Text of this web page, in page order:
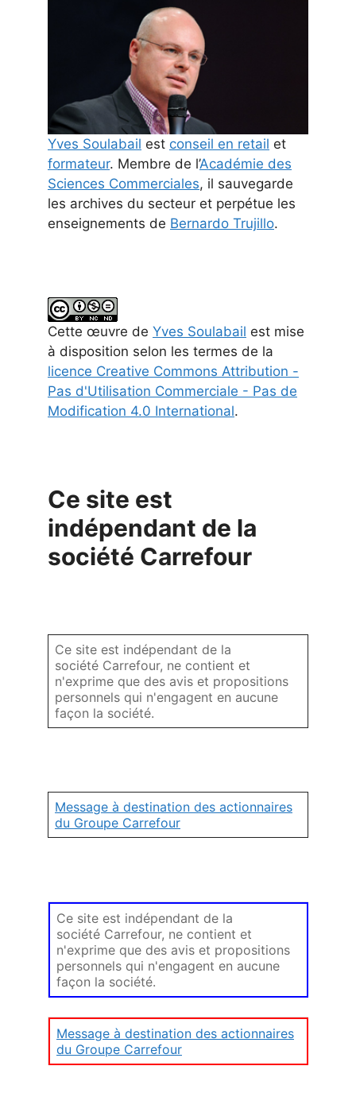
Yves Soulabail est conseil en retail et
formateur. Membre de l’Académie des
Sciences Commerciales, il sauvegarde
les archives du secteur et perpétue les
enseignements de Bernardo Trujillo.
Cette œuvre de Yves Soulabail est mise
à disposition selon les termes de la
licence Creative Commons Attribution -
Pas d'Utilisation Commerciale - Pas de
Modification 4.0 International.
Ce site est
indépendant de la
société Carrefour
Ce site est indépendant de la
société Carrefour, ne contient et
n'exprime que des avis et propositions
personnels qui n'engagent en aucune
façon la société.
Message à destination des actionnaires
du Groupe Carrefour
Ce site est indépendant de la
société Carrefour, ne contient et
n'exprime que des avis et propositions
personnels qui n'engagent en aucune
façon la société.
Message à destination des actionnaires
du Groupe Carrefour